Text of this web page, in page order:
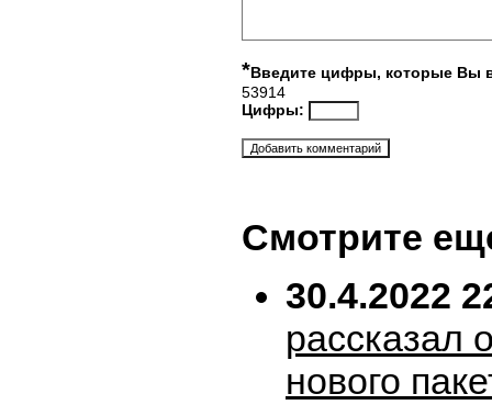
*Введите цифры, которые Вы
53914
Цифры:
Смотрите
30.4.2022
рассказал
нового